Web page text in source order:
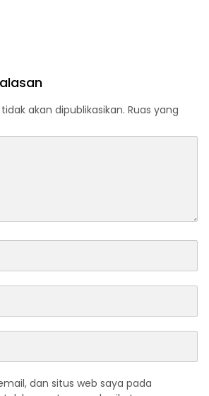
akan dipublikasikan. Ruas yang
dan situs web saya pada